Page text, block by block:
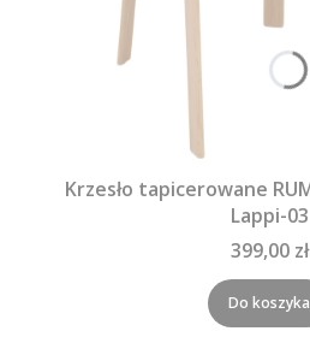
Krzesło tapicerowane
Lappi-03
399,00 zł
Do koszyka